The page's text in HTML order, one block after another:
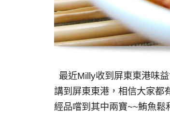
最近Milly收到屏東東港味
講到屏東東港，相信大家都
經品嚐到其中兩寶~~鮪魚